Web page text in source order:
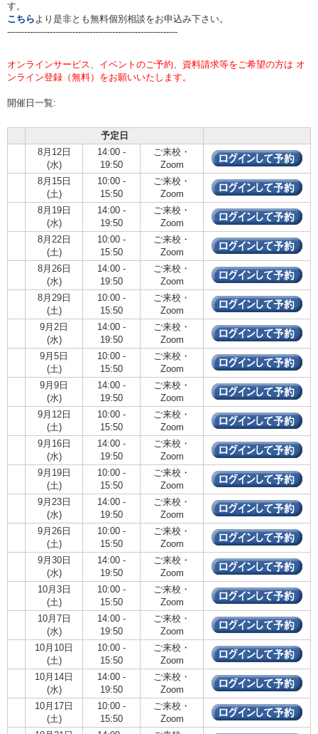
す。
こちらより是非とも無料個別相談をお申込み下さい。
------------------------------------------------------------
オンラインサービス、イベントのご予約、資料請求等をご希望の方は オ
ンライン登録（無料）をお願いいたします。
開催日一覧:
予定日
8月12日
(水)
14:00 -
19:50
ご来校・
Zoom
8月15日
(土)
10:00 -
15:50
ご来校・
Zoom
8月19日
(水)
14:00 -
19:50
ご来校・
Zoom
8月22日
(土)
10:00 -
15:50
ご来校・
Zoom
8月26日
(水)
14:00 -
19:50
ご来校・
Zoom
8月29日
(土)
10:00 -
15:50
ご来校・
Zoom
9月2日
(水)
14:00 -
19:50
ご来校・
Zoom
9月5日
(土)
10:00 -
15:50
ご来校・
Zoom
9月9日
(水)
14:00 -
19:50
ご来校・
Zoom
9月12日
(土)
10:00 -
15:50
ご来校・
Zoom
9月16日
(水)
14:00 -
19:50
ご来校・
Zoom
9月19日
(土)
10:00 -
15:50
ご来校・
Zoom
9月23日
(水)
14:00 -
19:50
ご来校・
Zoom
9月26日
(土)
10:00 -
15:50
ご来校・
Zoom
9月30日
(水)
14:00 -
19:50
ご来校・
Zoom
10月3日
(土)
10:00 -
15:50
ご来校・
Zoom
10月7日
(水)
14:00 -
19:50
ご来校・
Zoom
10月10日
(土)
10:00 -
15:50
ご来校・
Zoom
10月14日
(水)
14:00 -
19:50
ご来校・
Zoom
10月17日
(土)
10:00 -
15:50
ご来校・
Zoom